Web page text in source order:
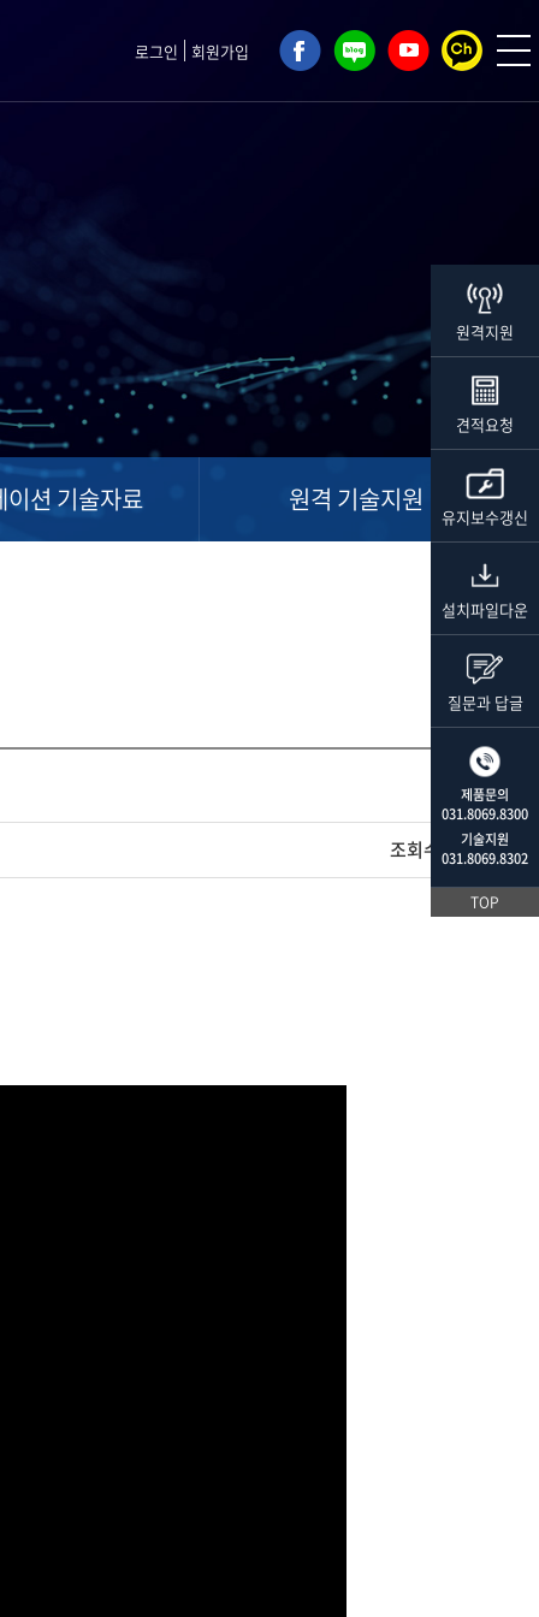
로그인 회원가입
이션 기술자료 원격 기술지원
조회수 1,423
원격지원
견적요청
유지보수갱신
설치파일다운
질문과 답글
제품문의
031.8069.8300
기술지원
031.8069.8302
TOP